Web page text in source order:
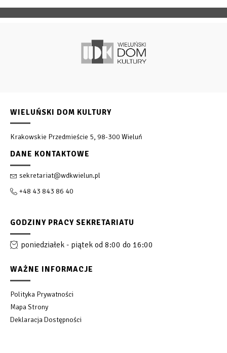
WIELUŃSKI DOM KULTURY
Krakowskie Przedmieście 5, 98-300 Wieluń
DANE KONTAKTOWE
sekretariat@wdkwielun.pl
+48 43 843 86 40
GODZINY PRACY SEKRETARIATU
poniedziałek - piątek od 8:00 do 16:00
WAŻNE INFORMACJE
Polityka Prywatności
Mapa Strony
Deklaracja Dostępności